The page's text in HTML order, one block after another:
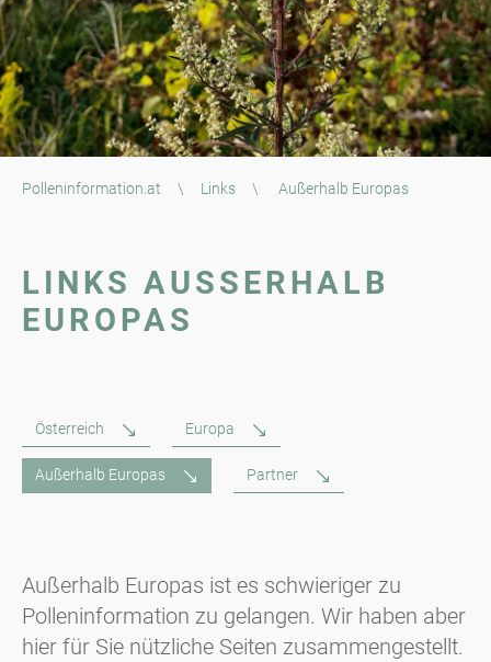
Polleninformation.at \ Links \ Außerhalb Europas
LINKS AUSSERHALB E
UROPAS
Österreich Europa
Außerhalb Europas Partner
Außerhalb Europas ist es schwieriger zu
Polleninformation zu gelangen. Wir haben aber
hier für Sie nützliche Seiten zusammengestellt.